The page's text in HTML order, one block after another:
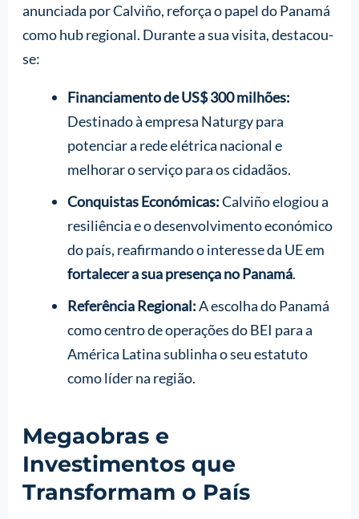
anunciada por Calviño, reforça o papel do Panamá
como hub regional. Durante a sua visita, destacou-
se:
Financiamento de US$ 300 milhões:
Destinado à empresa Naturgy para
potenciar a rede elétrica nacional e
melhorar o serviço para os cidadãos.
Conquistas Económicas:Calviño elogiou a
resiliência e o desenvolvimento económico
do país, reafirmando o interesse da UE em
fortalecer a sua presença no Panamá.
Referência Regional:A escolha do Panamá
como centro de operações do BEI para a
América Latina sublinha o seu estatuto
como líder na região.
Megaobras e
Investimentos que
Transformam o País